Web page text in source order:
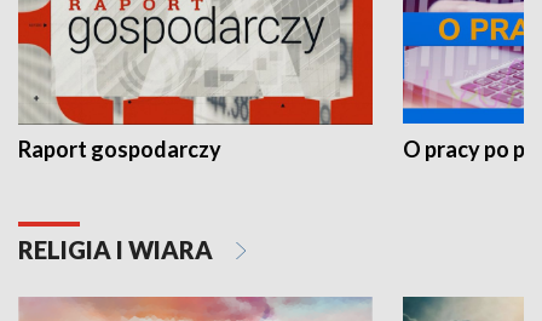
Raport gospodarczy O pracy po
RELIGIA I WIARA